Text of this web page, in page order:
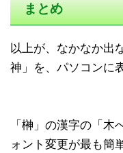
まとめ
以上が、なかなか出
神」を、パソコンに
「榊」の漢字の「木
ォント変更が最も簡